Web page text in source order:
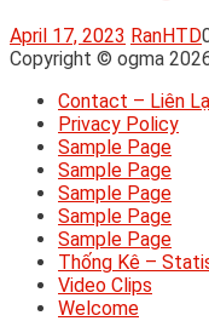
April 17, 2023 RanHTD
Copyright © ogma
Contact – Liên
Privacy Policy
Sample Page
Sample Page
Sample Page
Sample Page
Sample Page
Thống Kê –
Video Clips
Welcome